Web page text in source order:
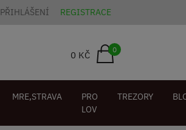
PŘIHLÁŠENÍ REGISTRACE
0 KČ 0
MRE,STRAVA
PRO
LOV
TREZORY